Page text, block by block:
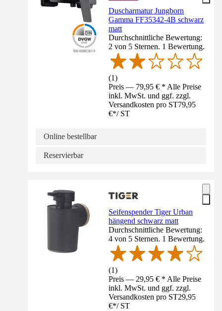
Duscharmatur Jungborn
Gamma FF35342-4B schwarz
matt
Durchschnittliche Bewertung:
2 von 5 Sternen. 1 Bewertung.
(1)
Preis — 79,95 € * Alle Preise
inkl. MwSt. und ggf. zzgl.
Versandkosten pro ST79,95
€*/ ST
Online bestellbar
Reservierbar
Seifenspender Tiger Urban
hängend schwarz matt
Durchschnittliche Bewertung:
4 von 5 Sternen. 1 Bewertung.
(1)
Preis — 29,95 € * Alle Preise
inkl. MwSt. und ggf. zzgl.
Versandkosten pro ST29,95
€*/ ST